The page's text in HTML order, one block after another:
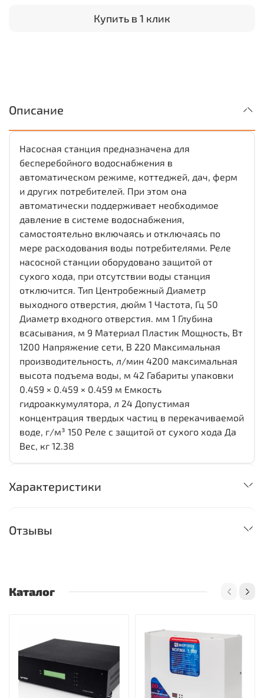
Купить в 1 клик
Описание
Насосная станция предназначена для
бесперебойного водоснабжения в
автоматическом режиме, коттеджей, дач, ферм
и других потребителей. При этом она
автоматически поддерживает необходимое
давление в системе водоснабжения,
самостоятельно включаясь и отключаясь по
мере расходования воды потребителями. Реле
насосной станции оборудовано защитой от
сухого хода, при отсутствии воды станция
отключится. Тип Центробежный Диаметр
выходного отверстия, дюйм 1 Частота, Гц 50
Диаметр входного отверстия. мм 1 Глубина
всасывания, м 9 Материал Пластик Мощность, Вт
1200 Напряжение сети, В 220 Максимальная
производительность, л/мин 4200 максимальная
высота подъема воды, м 42 Габариты упаковки
0.459 × 0.459 × 0.459 м Емкость
гидроаккумулятора, л 24 Допустимая
концентрация твердых частиц в перекачиваемой
воде, г/м³ 150 Реле с защитой от сухого хода Да
Вес, кг 12.38
Характеристики
Отзывы
Каталог